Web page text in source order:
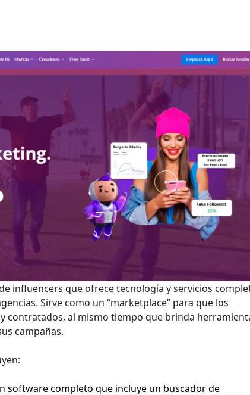
influencers que ofrece tecnología y servicios
Sirve como un “marketplace” para que los
contratados, al mismo tiempo que brinda
campañas.
software completo que incluye un buscador de